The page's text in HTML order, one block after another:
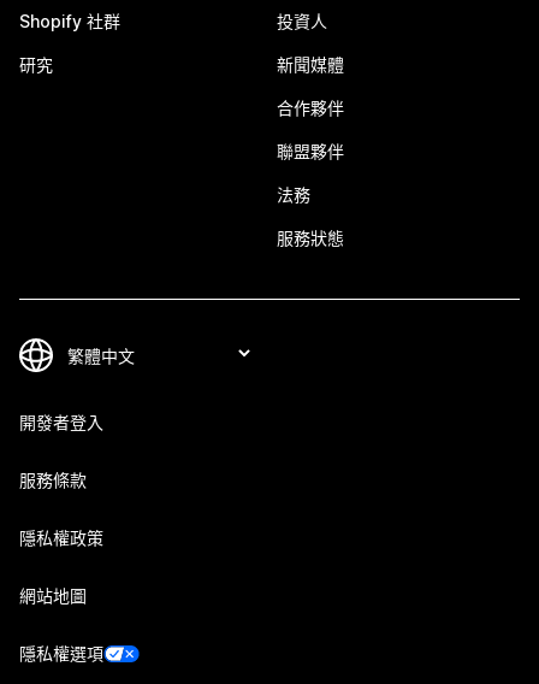
Shopify 社群
研究
投資人
新聞媒體
合作夥伴
聯盟夥伴
法務
服務狀態
開發者登入
服務條款
隱私權政策
網站地圖
隱私權選項